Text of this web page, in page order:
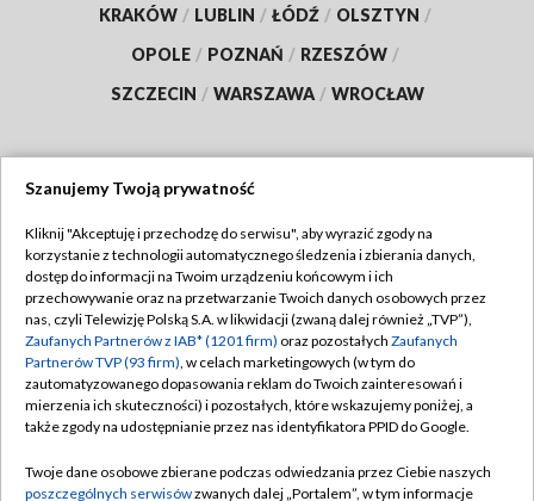
KRAKÓW / LUBLIN / ŁÓDŹ / OLSZTYN /
OPOLE / POZNAŃ / RZESZÓW /
SZCZECIN / WARSZAWA / WROCŁAW
TVP
Abonament TVP
Emisja w TVP
Centrum informacji TVP
Naziemna Telewizja Cyfrowa
Rada Programowa
Regulamin TVP
Polityka prywatności
Moje zgody
Pomoc
Kontakt
Szanujemy Twoją prywatność
Kliknij "Akceptuję i przechodzę do serwisu", aby wyrazić zgody na
korzystanie z technologii automatycznego śledzenia i zbierania danych,
dostęp do informacji na Twoim urządzeniu końcowym i ich
przechowywanie oraz na przetwarzanie Twoich danych osobowych przez
nas, czyli Telewizję Polską S.A. w likwidacji (zwaną dalej również „TVP”),
Zaufanych Partnerów z IAB* (1201 firm) oraz pozostałych Zaufanych
Partnerów TVP (93 firm), w celach marketingowych (w tym do
zautomatyzowanego dopasowania reklam do Twoich zainteresowań i
mierzenia ich skuteczności) i pozostałych, które wskazujemy poniżej, a
także zgody na udostępnianie przez nas identyfikatora PPID do Google.
Twoje dane osobowe zbierane podczas odwiedzania przez Ciebie naszych
poszczególnych serwisówzwanych dalej „Portalem”, w tym informacje